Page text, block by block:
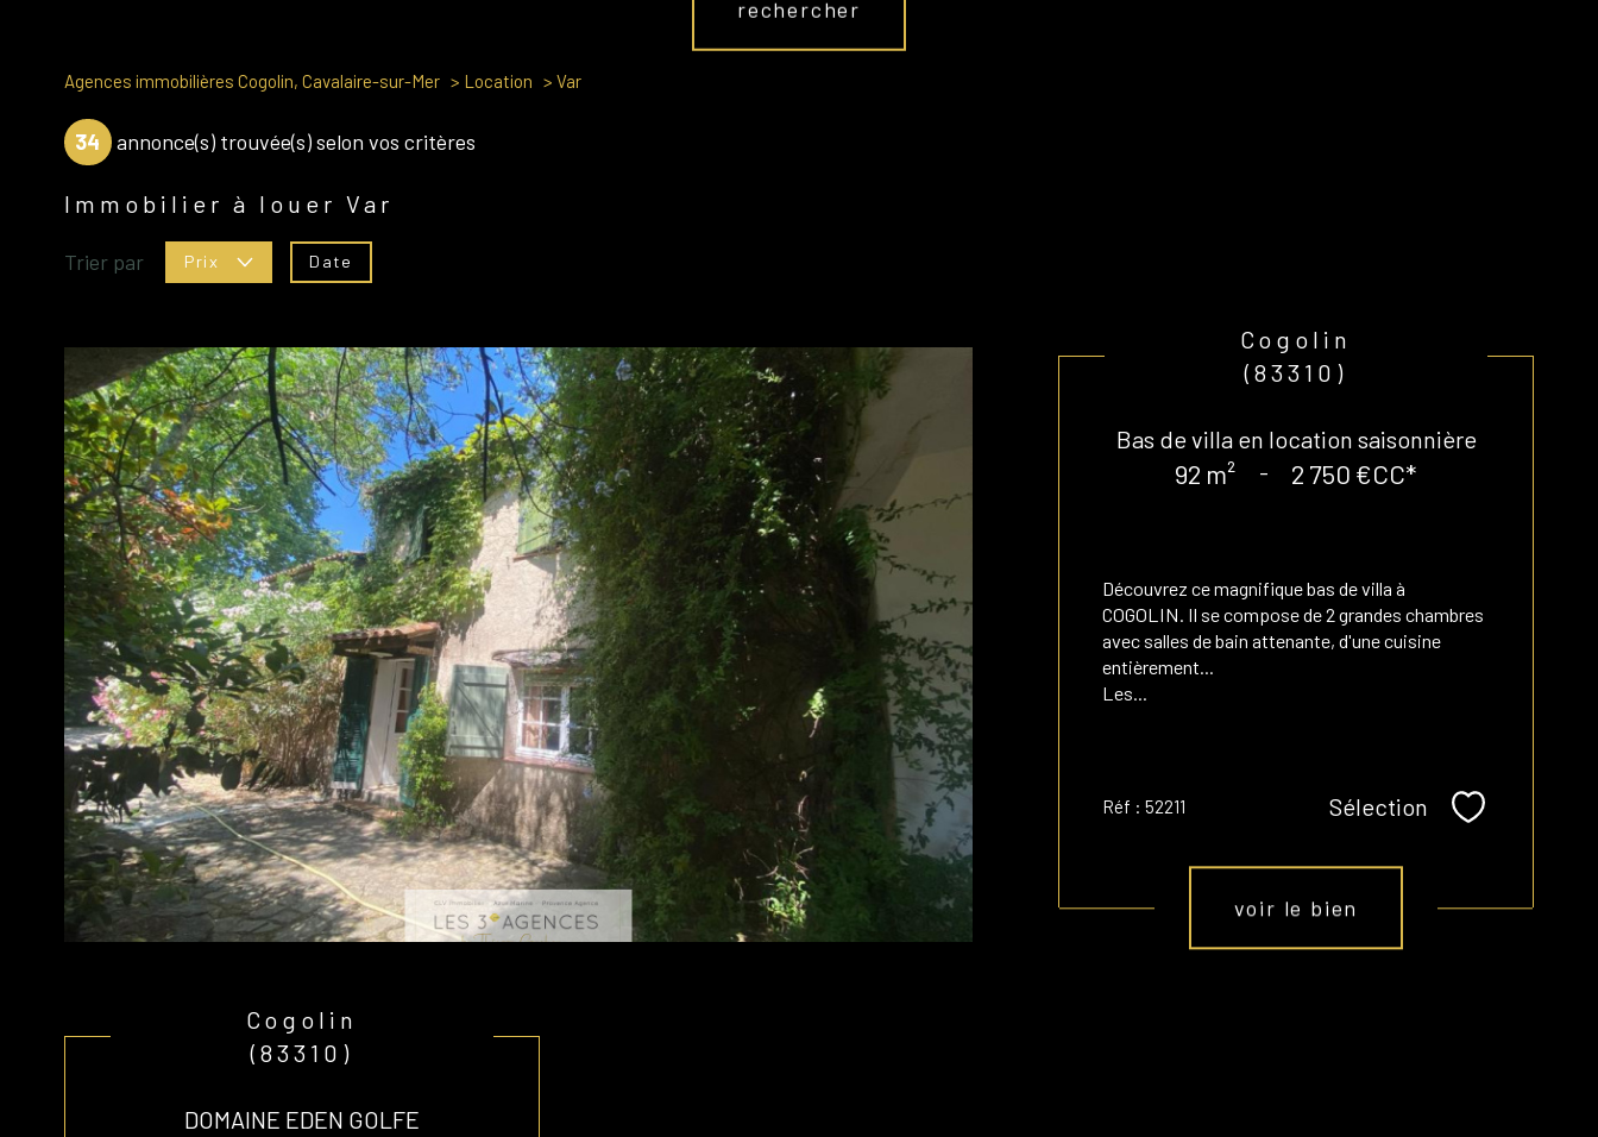
rechercher
Agences immobilières Cogolin, Cavalaire-sur-Mer Location Var
34 annonce(s) trouvée(s) selon vos critères
Immobilier à louer Var
Trier par Prix Date
Cogolin
(83310)
Bas de villa en location saisonnière
92 m² - 2 750 €CC*
Découvrez ce magnifique bas de villa à
COGOLIN. Il se compose de 2 grandes chambres
avec salles de bain attenante, d'une cuisine
entièrement...
Les...
Réf : 52211 Sélection Sélectionner
voir le bien
Cogolin
(83310)
DOMAINE EDEN GOLFE